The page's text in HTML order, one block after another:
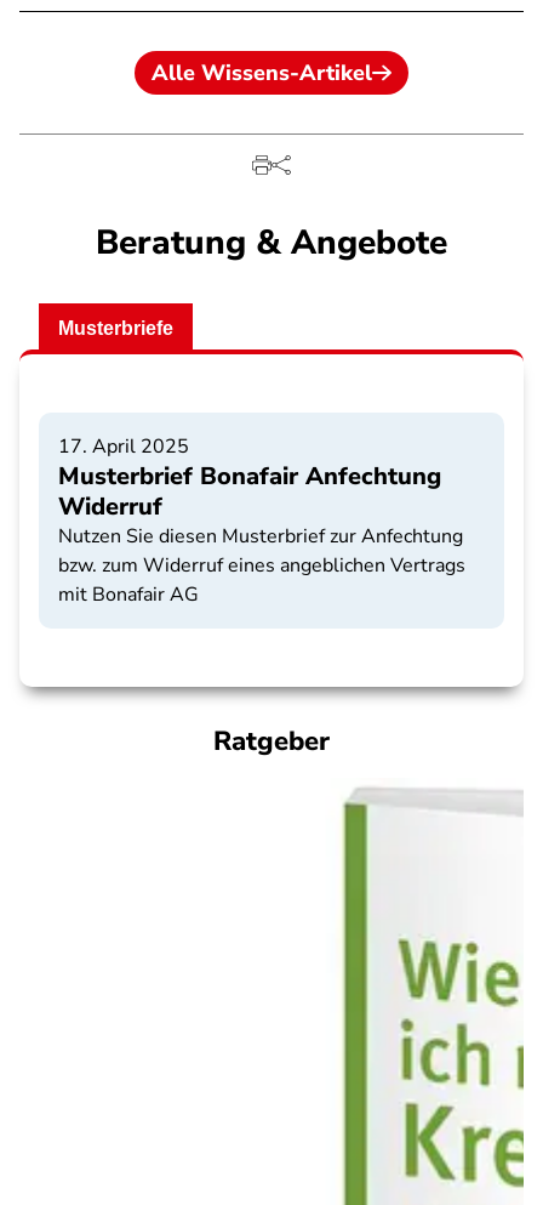
Alle Wissens-Artikel
Beratung & Angebote
Musterbriefe
17. April 2025
Musterbrief Bonafair Anfechtung
Widerruf
Nutzen Sie diesen Musterbrief zur Anfechtung
bzw. zum Widerruf eines angeblichen Vertrags
mit Bonafair AG
Ratgeber